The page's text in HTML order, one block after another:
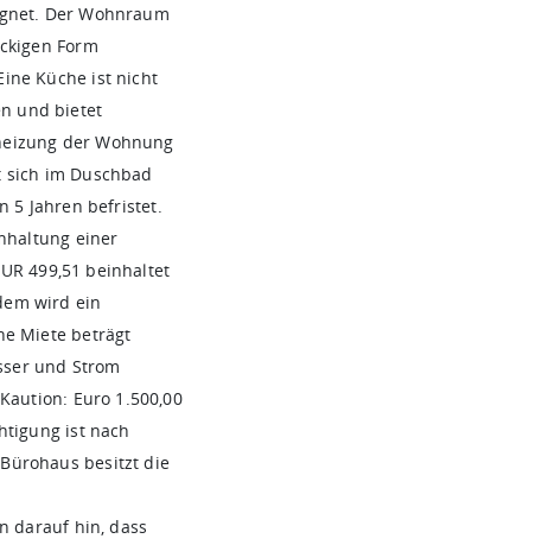
Der Wohnraum
Form
Küche ist nicht
und bietet
der Wohnung
im Duschbad
5 Jahren befristet.
einer
499,51 beinhaltet
wird ein
Miete beträgt
und Strom
Kaution: Euro 1.500,00
ist nach
besitzt die
darauf hin, dass